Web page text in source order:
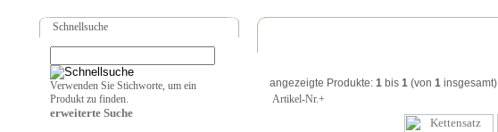
Schnellsuche
Verwenden Sie Stichworte, um ein
Produkt zu finden.
erweiterte Suche
angezeigte Produkte: 1 bis 1 (von 1 insgesamt)
Artikel-Nr.+